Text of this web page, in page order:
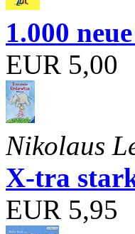
1.000
EUR 5,00
Nikolaus
X-tra
EUR 5,95